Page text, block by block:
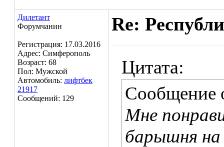
Дилетант
Форумчанин
Регистрация: 17.03.2016
Адрес: Симферополь
Возраст: 68
Пол: Мужской
Автомобиль: лифтбек
21917
Сообщений: 129
Re:
Цитата:
Сообщение
Мне
барышня на